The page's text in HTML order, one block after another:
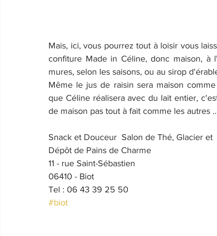
Mais, ici, vous pourrez tout à loisir vous
confiture Made in Céline, donc maison,
mures, selon les saisons, ou au sirop
Même le jus de raisin sera maison
que Céline réalisera avec du lait entier,
de maison pas tout à fait comme les autres
Snack et Douceur  Salon de Thé, Glacier et
Dépôt de Pains de Charme
11 - rue Saint-Sébastien
06410 - Biot
Tel : 06 43 39 25 50
#biot